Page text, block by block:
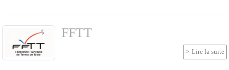
FFTT
Lire la suite